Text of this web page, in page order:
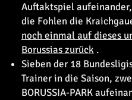
Auftaktspiel
die Fohlen die
noch einmal auf dieses
Borussias zurück .
Sieben der 18
Trainer in die Saison,
BORUSSIA-PARK